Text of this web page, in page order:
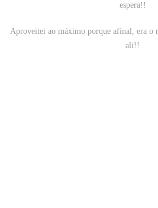
espera!!
Aproveitei ao máximo porque afinal, era o
ali!!